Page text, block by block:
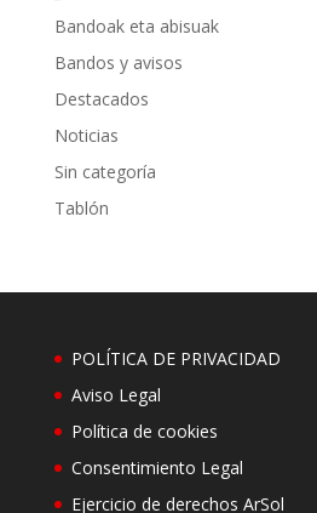
Bandoak eta abisuak
Bandos y avisos
Destacados
Noticias
Sin categoría
Tablón
POLÍTICA DE PRIVACIDAD
Aviso Legal
Política de cookies
Consentimiento Legal
Ejercicio de derechos ArSol